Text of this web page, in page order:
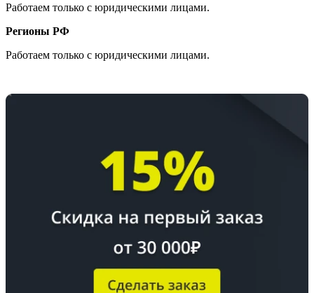
Работаем только с юридическими лицами.
Регионы РФ
Работаем только с юридическими лицами.